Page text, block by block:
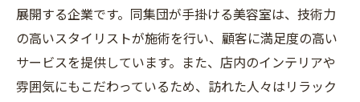
展開する企業です。同集団が手掛ける美容室は、技術力
の高いスタイリストが施術を行い、顧客に満足度の高い
サービスを提供しています。また、店内のインテリアや
雰囲気にもこだわっているため、訪れた人々はリラック